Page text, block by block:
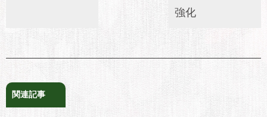
強化
関連記事